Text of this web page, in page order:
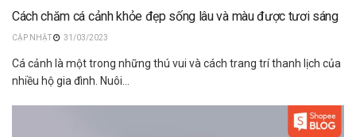
Cách chăm cá cảnh khỏe đẹp sống lâu và màu được tươi sáng
31/03/2023
Cá cảnh là một trong những thú vui và cách trang trí thanh lịch của
nhiều hộ gia đình. Nuôi...